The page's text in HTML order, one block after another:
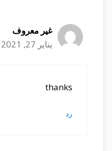
غير معروف
يناير 27, 2021 الساعة 11:32 م
thanks
رد